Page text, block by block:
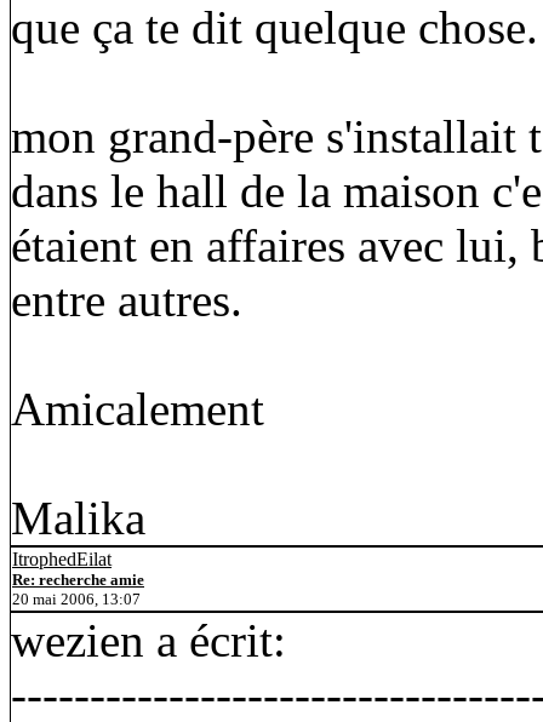
que ça te dit quelque chose.
mon grand-père s'installait
dans le hall de la maison
étaient en affaires avec lui,
entre autres.
Amicalement
Malika
ItrophedEilat
Re: recherche amie
20 mai 2006, 13:07
wezien a écrit: